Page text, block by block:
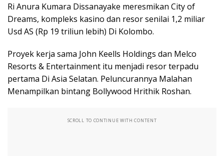
Ri Anura Kumara Dissanayake meresmikan City of
Dreams, kompleks kasino dan resor senilai 1,2 miliar
Usd AS (Rp 19 triliun lebih) Di Kolombo.
Proyek kerja sama John Keells Holdings dan Melco
Resorts & Entertainment itu menjadi resor terpadu
pertama Di Asia Selatan. Peluncurannya Malahan
Menampilkan bintang Bollywood Hrithik Roshan.
SCROLL TO CONTINUE WITH CONTENT